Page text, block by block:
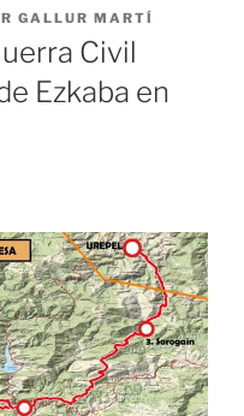
GALLUR MARTÍ
Civil
Ezkaba en